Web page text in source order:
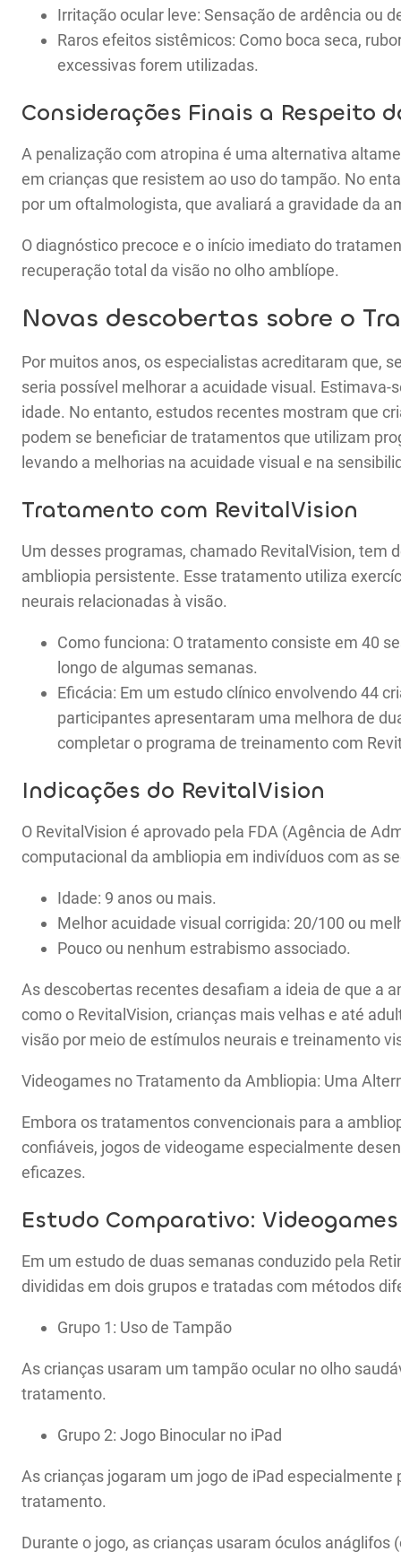
Irritação ocular leve: Sensação de ardência ou
Raros efeitos sistêmicos: Como boca seca,
excessivas forem utilizadas.
Considerações Finais a Respeito
A penalização com atropina é uma alternativa
em crianças que resistem ao uso do tampão. No
por um oftalmologista, que avaliará a gravidade da
O diagnóstico precoce e o início imediato do
recuperação total da visão no olho amblíope.
Novas descobertas sobre o
Por muitos anos, os especialistas acreditaram que,
seria possível melhorar a acuidade visual.
idade. No entanto, estudos recentes mostram que
podem se beneficiar de tratamentos que utilizam
levando a melhorias na acuidade visual e na
Tratamento com RevitalVision
Um desses programas, chamado RevitalVision,
ambliopia persistente. Esse tratamento utiliza
neurais relacionadas à visão.
Como funciona: O tratamento consiste em 40
longo de algumas semanas.
Eficácia: Em um estudo clínico envolvendo 44
participantes apresentaram uma melhora de
completar o programa de treinamento com
Indicações do RevitalVision
O RevitalVision é aprovado pela FDA (Agência de
computacional da ambliopia em indivíduos com as
Idade: 9 anos ou mais.
Melhor acuidade visual corrigida: 20/100 ou
Pouco ou nenhum estrabismo associado.
As descobertas recentes desafiam a ideia de que a
como o RevitalVision, crianças mais velhas e até
visão por meio de estímulos neurais e treinamento
Videogames no Tratamento da Ambliopia: Uma
Embora os tratamentos convencionais para a
confiáveis, jogos de videogame especialmente
eficazes.
Estudo Comparativo:
Em um estudo de duas semanas conduzido pela
divididas em dois grupos e tratadas com métodos
Grupo 1: Uso de Tampão
As crianças usaram um tampão ocular no olho
tratamento.
Grupo 2: Jogo Binocular no iPad
As crianças jogaram um jogo de iPad
tratamento.
Durante o jogo, as crianças usaram óculos